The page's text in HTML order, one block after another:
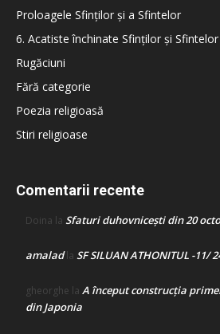
Proloagele Sfinților și a Sfintelor
6. Acatiste închinate Sfinților și Sfintelor
Rugăciuni
Fără categorie
Poezia religioasă
Stiri religioase
Comentarii recente
Doina la Sfaturi duhovnicești din 20
amaladla SF SILUAN ATHONITUL -11/
gheorghe la A început construcţia
din Japonia